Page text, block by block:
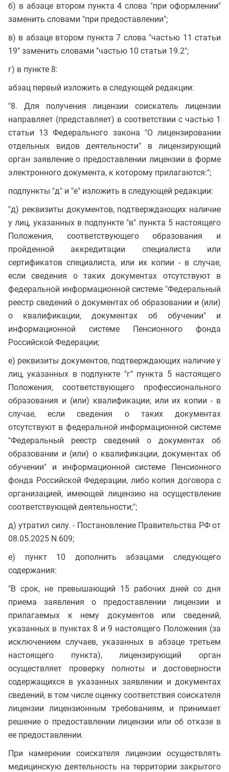
б) в абзаце втором пункта 4 слова "при оформлении"
заменить словами "при предоставлении";
в) в абзаце втором пункта 7 слова "частью 11 статьи
19" заменить словами "частью 10 статьи 19.2";
г) в пункте 8:
абзац первый изложить в следующей редакции:
"8. Для получения лицензии соискатель лицензии
направляет (представляет) в соответствии с частью 1
статьи 13 Федерального закона "О лицензировании
отдельных видов деятельности" в лицензирующий
орган заявление о предоставлении лицензии в форме
электронного документа, к которому прилагаются:";
подпункты "д" и "е" изложить в следующей редакции:
"д) реквизиты документов, подтверждающих наличие
у лиц, указанных в подпункте "в" пункта 5 настоящего
Положения, соответствующего образования и
пройденной аккредитации специалиста или
сертификатов специалиста, или их копии - в случае,
если сведения о таких документах отсутствуют в
федеральной информационной системе "Федеральный
реестр сведений о документах об образовании и (или)
о квалификации, документах об обучении" и
информационной системе Пенсионного фонда
Российской Федерации;
е) реквизиты документов, подтверждающих наличие у
лиц, указанных в подпункте "г" пункта 5 настоящего
Положения, соответствующего профессионального
образования и (или) квалификации, или их копии - в
случае, если сведения о таких документах
отсутствуют в федеральной информационной системе
"Федеральный реестр сведений о документах об
образовании и (или) о квалификации, документах об
обучении" и информационной системе Пенсионного
фонда Российской Федерации, либо копия договора с
организацией, имеющей лицензию на осуществление
соответствующей деятельности;";
д) утратил силу. - Постановление Правительства РФ от
08.05.2025 N 609;
е) пункт 10 дополнить абзацами следующего
содержания:
"В срок, не превышающий 15 рабочих дней со дня
приема заявления о предоставлении лицензии и
прилагаемых к нему документов или сведений,
указанных в пунктах 8 и 9 настоящего Положения (за
исключением случаев, указанных в абзаце третьем
настоящего пункта), лицензирующий орган
осуществляет проверку полноты и достоверности
содержащихся в указанных заявлении и документах
сведений, в том числе оценку соответствия соискателя
лицензии лицензионным требованиям, и принимает
решение о предоставлении лицензии или об отказе в
ее предоставлении.
При намерении соискателя лицензии осуществлять
медицинскую деятельность на территории закрытого